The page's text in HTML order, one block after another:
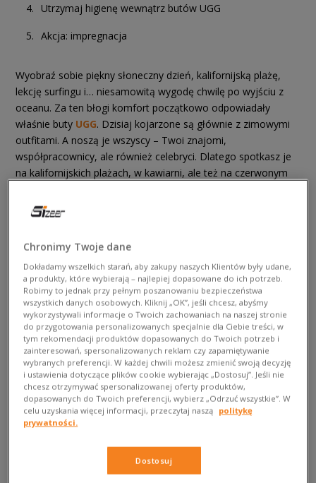
Utrzymaj higienę wewnątrz butów UGG
Akcja: impregnacja
Wyobraź sobie piękny słoneczny dzień, kalifornijską plażę,
lekcję surfingu i… niesamowitą wygodę chwilę po wyjściu z
oceanu. Za ten błogi komfort początkowo odpowiadały
właśnie buty UGG. Dzisiaj kojarzone są głównie z zimowymi
outfitami. A noszą je wszyscy – Twoi znajomi,
współpracownicy, ale również celebryci. Dlatego spotkasz je
na kalifornijskich plażach, w kawiarni, ale też na czerwonym
oprócz wygody, chcesz też cieszyć się ich nienaganną
czystością. Przygotowujesz się do sezonu i zastanawiasz się,
prezentowały się tak, jak od razu po zakupie?
wszystkim – jak czyścić UGG, biorąc pod uwagę
materiały, z jakich je wykonano?A może zastanawiasz
się, jak impregnować UGG, by dłużej zachowały swoją
świeżość? Odpowiedzi na te pytania znajdziesz poniżej.
Chronimy Twoje dane
Dokładamy wszelkich starań, aby zakupy naszych Klientów były udane,
a produkty, które wybierają – najlepiej dopasowane do ich potrzeb.
Robimy to jednak przy pełnym poszanowaniu bezpieczeństwa
wszystkich danych osobowych. Kliknij „OK”, jeśli chcesz, abyśmy
wykorzystywali informacje o Twoich zachowaniach na naszej stronie
do przygotowania personalizowanych specjalnie dla Ciebie treści, w
tym rekomendacji produktów dopasowanych do Twoich potrzeb i
zainteresowań, spersonalizowanych reklam czy zapamiętywanie
wybranych preferencji. W każdej chwili możesz zmienić swoją decyzję
i ustawienia dotyczące plików cookie wybierając „Dostosuj”. Jeśli nie
chcesz otrzymywać spersonalizowanej oferty produktów,
dopasowanych do Twoich preferencji, wybierz „Odrzuć wszystkie”. W
celu uzyskania więcej informacji, przeczytaj naszą politykę
prywatności.
Dostosuj